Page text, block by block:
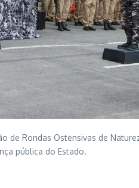
Rondas Ostensivas de
pública do Estado.